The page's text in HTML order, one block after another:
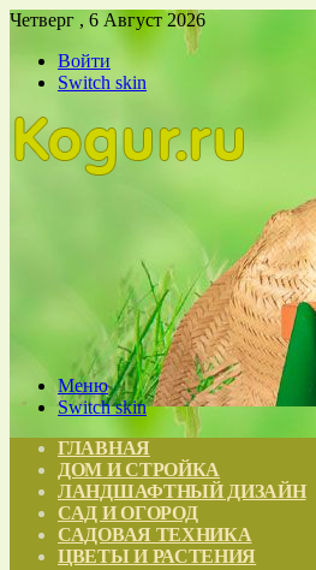
Четверг , 6 Август 2026
Войти
Switch skin
Меню
Switch skin
ГЛАВНАЯ
ДОМ И СТРОЙКА
ЛАНДШАФТНЫЙ ДИЗАЙН
САД И ОГОРОД
САДОВАЯ ТЕХНИКА
ЦВЕТЫ И РАСТЕНИЯ